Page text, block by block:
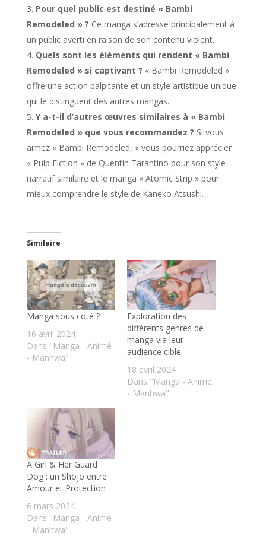
Pour quel public est destiné « Bambi
Remodeled » ? Ce manga s’adresse principalement à
un public averti en raison de son contenu violent.
Quels sont les éléments qui rendent « Bambi
Remodeled » si captivant ? « Bambi Remodeled »
offre une action palpitante et un style artistique unique
qui le distinguent des autres mangas.
Y a-t-il d’autres œuvres similaires à « Bambi
Remodeled » que vous recommandez ? Si vous
aimez « Bambi Remodeled, » vous pourriez apprécier
« Pulp Fiction » de Quentin Tarantino pour son style
narratif similaire et le manga « Atomic Strip » pour
mieux comprendre le style de Kaneko Atsushi.
Similaire
Manga sous coté ?
16 avril 2024
Dans "Manga - Animé
- Manhwa"
Exploration des
différents genres de
manga via leur
audience cible
18 avril 2024
Dans "Manga - Animé
- Manhwa"
A Girl & Her Guard
Dog : un Shojo entre
Amour et Protection
6 mars 2024
Dans "Manga - Animé
- Manhwa"